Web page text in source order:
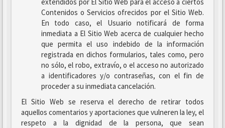
Contenidos o Servicios ofrecidos por el Sitio Web.
En todo caso, el Usuario notificará de forma
inmediata a El Sitio Web acerca de cualquier hecho
que permita el uso indebido de la información
registrada en dichos formularios, tales como, pero
no sólo, el robo, extravío, o el acceso no autorizado
a identificadores y/o contraseñas, con el fin de
proceder a su inmediata cancelación.
El Sitio Web se reserva el derecho de retirar todos
aquellos comentarios y aportaciones que vulneren la ley, el
respeto a la dignidad de la persona, que sean